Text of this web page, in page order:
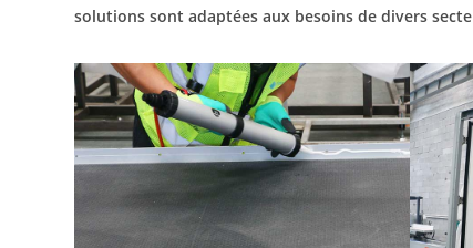
solutions sont adaptées aux besoins de divers